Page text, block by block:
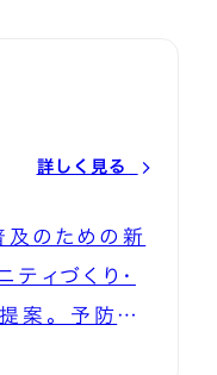
詳しく見る
及のための新
ティづくり・
案。 予防歯